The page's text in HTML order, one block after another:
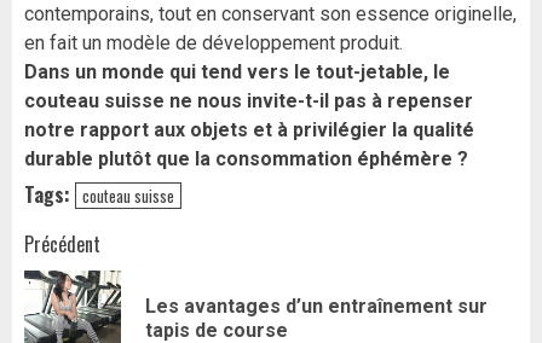
contemporains, tout en conservant son essence originelle,
en fait un modèle de développement produit.
Dans un monde qui tend vers le tout-jetable, le
couteau suisse ne nous invite-t-il pas à repenser
notre rapport aux objets et à privilégier la qualité
durable plutôt que la consommation éphémère ?
Tags: couteau suisse
Navigation
d’article
Précédent
Les avantages d’un entraînement sur
tapis de course